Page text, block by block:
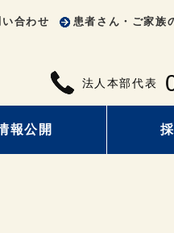
い合わせ 患者さん・ご家族
法人本部代表
報公開